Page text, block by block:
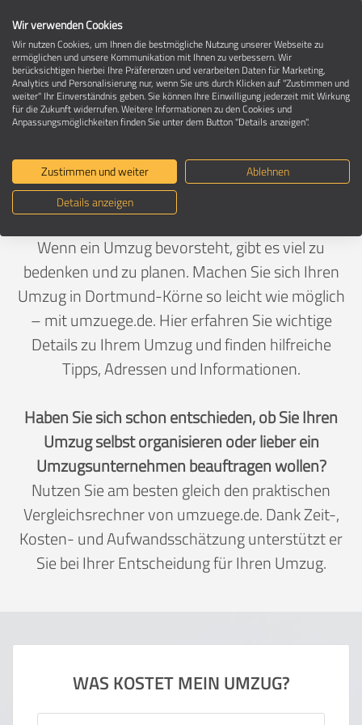
Umzug in 44141 Dortmund-Körne
Ein Umzug ist Vertrauenssache
Deutschland>Nordrhein-Westfalen>Dortmund, Stadt
>Körne
Wenn ein Umzug bevorsteht, gibt es viel zu
bedenken und zu planen. Machen Sie sich Ihren
Umzug in Dortmund-Körne so leicht wie möglich
– mit umzuege.de. Hier erfahren Sie wichtige
Details zu Ihrem Umzug und finden hilfreiche
Tipps, Adressen und Informationen.
Haben Sie sich schon entschieden, ob Sie Ihren
Umzug selbst organisieren oder lieber ein
Umzugsunternehmen beauftragen wollen?
Nutzen Sie am besten gleich den praktischen
Vergleichsrechner von umzuege.de. Dank Zeit-,
Kosten- und Aufwandsschätzung unterstützt er
Sie bei Ihrer Entscheidung für Ihren Umzug.
WAS KOSTET MEIN UMZUG?
Wir verwenden Cookies
Wir nutzen Cookies, um Ihnen die bestmögliche Nutzung unserer Webseite zu
ermöglichen und unsere Kommunikation mit Ihnen zu verbessern. Wir
berücksichtigen hierbei Ihre Präferenzen und verarbeiten Daten für Marketing,
Analytics und Personalisierung nur, wenn Sie uns durch Klicken auf "Zustimmen und
weiter" Ihr Einverständnis geben. Sie können Ihre Einwilligung jederzeit mit Wirkung
für die Zukunft widerrufen. Weitere Informationen zu den Cookies und
Anpassungsmöglichkeiten finden Sie unter dem Button "Details anzeigen".
Zustimmen und weiter
Ablehnen
Details anzeigen